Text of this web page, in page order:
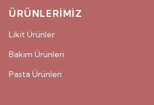
ÜRÜNLERİMİZ
Likit Ürünler
Bakım Ürünleri
Pasta Ürünleri